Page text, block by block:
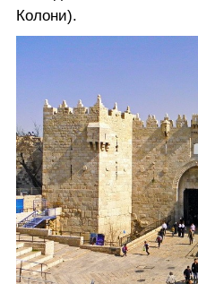
Колони).